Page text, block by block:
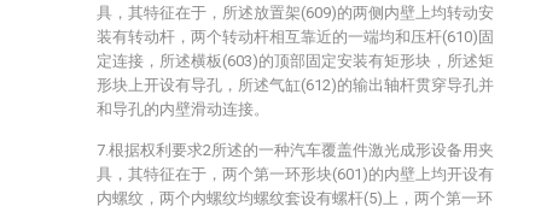
具，其特征在于，所述放置架(609)的两侧内壁上均转动安
装有转动杆，两个转动杆相互靠近的一端均和压杆(610)固
定连接，所述横板(603)的顶部固定安装有矩形块，所述矩
形块上开设有导孔，所述气缸(612)的输出轴杆贯穿导孔并
和导孔的内壁滑动连接。
7.根据权利要求2所述的一种汽车覆盖件激光成形设备用夹
具，其特征在于，两个第一环形块(601)的内壁上均开设有
内螺纹，两个内螺纹均螺纹套设有螺杆(5)上，两个第一环